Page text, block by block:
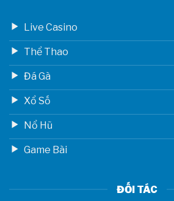
Live Casino
Thể Thao
Đá Gà
Xổ Số
Nổ Hũ
Game Bài
ĐỐI TÁC